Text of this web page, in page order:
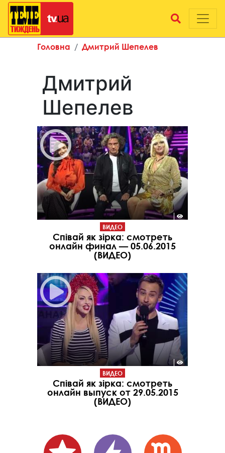
Головна Дмитрий Шепелев
Дмитрий
Шепелев
ВИДЕО
Співай як зірка: смотреть
онлайн финал — 05.06.2015
(ВИДЕО)
ВИДЕО
Співай як зірка: смотреть
онлайн выпуск от 29.05.2015
(ВИДЕО)